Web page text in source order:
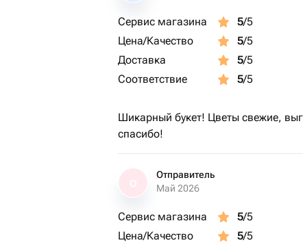
Сервис магазина 5/5
Цена/Качество
5/5
Доставка
5/5
Соответствие
5/5
Шикарный букет! Цветы свежие,
спасибо!
Отправитель
Май 2026
Сервис магазина 5/5
Цена/Качество
5/5